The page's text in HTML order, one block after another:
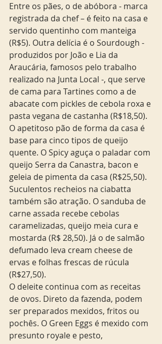
Entre os pães, o de abóbora - marca
registrada da chef – é feito na casa e
servido quentinho com manteiga
(R$5). Outra delícia é o Sourdough -
produzidos por João e Lia da
Araucária, famosos pelo trabalho
realizado na Junta Local -, que serve
de cama para Tartines como a de
abacate com pickles de cebola roxa e
pasta vegana de castanha (R$18,50).
O apetitoso pão de forma da casa é
base para cinco tipos de queijo
quente. O Spicy aguça o paladar com
queijo Serra da Canastra, bacon e
geleia de pimenta da casa (R$25,50).
Suculentos recheios na ciabatta
também são atração. O sanduba de
carne assada recebe cebolas
caramelizadas, queijo meia cura e
mostarda (R$ 28,50). Já o de salmão
defumado leva cream cheese de
ervas e folhas frescas de rúcula
(R$27,50).
O deleite continua com as receitas
de ovos. Direto da fazenda, podem
ser preparados mexidos, fritos ou
pochês. O Green Eggs é mexido com
presunto royale e pesto,